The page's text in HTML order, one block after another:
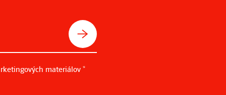
materiálov *